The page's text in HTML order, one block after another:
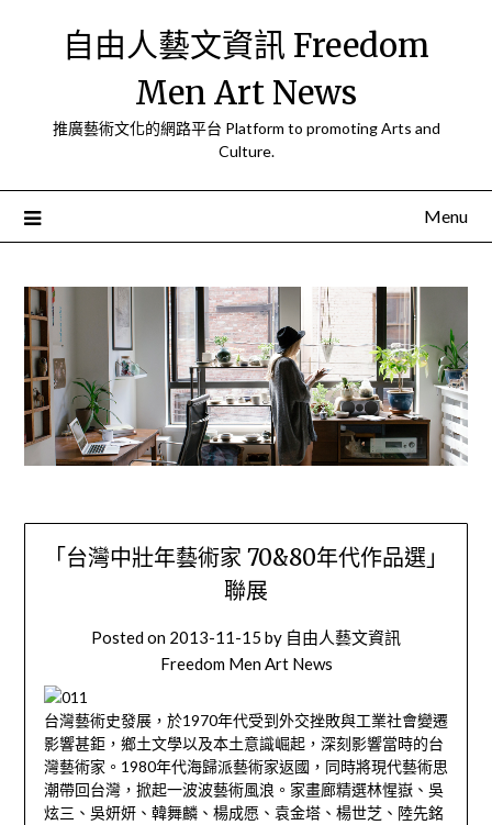
自由人藝文資訊 Freedom
Men Art News
推廣藝術文化的網路平台 Platform to promoting Arts and
Culture.
Menu
「台灣中壯年藝術家 70&80年代作品選」
聯展
Posted on 2013-11-15 by 自由人藝文資訊
Freedom Men Art News
台灣藝術史發展，於1970年代受到外交挫敗與工業社會變遷
影響甚鉅，鄉土文學以及本土意識崛起，深刻影響當時的台
灣藝術家。1980年代海歸派藝術家返國，同時將現代藝術思
潮帶回台灣，掀起一波波藝術風浪。家畫廊精選林惺嶽、吳
炫三、吳妍妍、韓舞麟、楊成愿、袁金塔、楊世芝、陸先銘